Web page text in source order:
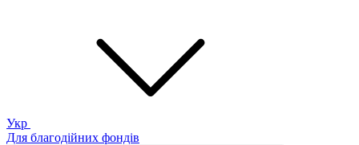
Укр
Для благодійних фондів